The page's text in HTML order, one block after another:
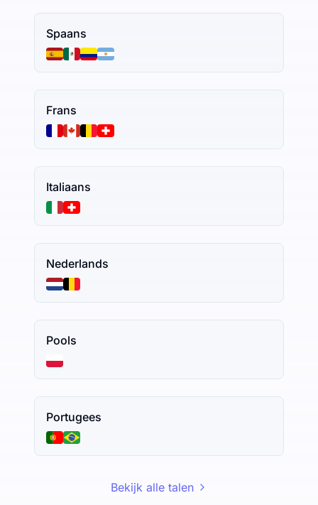
Spaans
Frans
Italiaans
Nederlands
Pools
Portugees
Bekijk alle talen